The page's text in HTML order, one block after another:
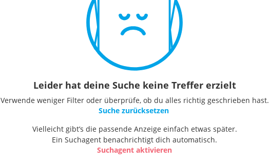
Leider hat deine Suche keine Treffer erzielt
Verwende weniger Filter oder überprüfe, ob du alles richtig geschrieben hast.
Suche zurücksetzen
Vielleicht gibt’s die passende Anzeige einfach etwas später.
Ein Suchagent benachrichtigt dich automatisch.
Suchagent aktivieren